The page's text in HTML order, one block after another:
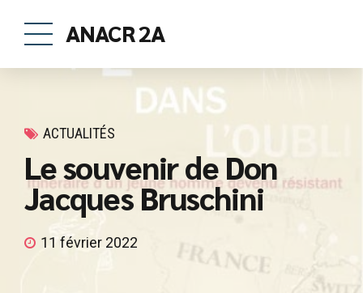
ANACR 2A
ACTUALITÉS
Le souvenir de Don
Jacques Bruschini
11 février 2022